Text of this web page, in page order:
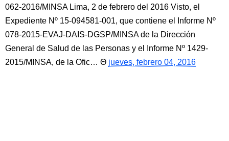
062-2016/MINSA Lima, 2 de febrero del 2016 Visto, el
Expediente Nº 15-094581-001, que contiene el Informe Nº
078-2015-EVAJ-DAIS-DGSP/MINSA de la Dirección
General de Salud de las Personas y el Informe Nº 1429-
2015/MINSA, de la Ofic…
jueves, febrero 04, 2016